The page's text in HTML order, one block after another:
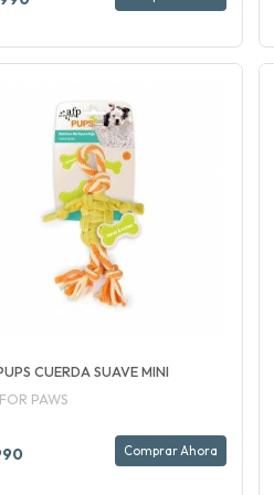
CUERDA SUAVE MINI
PAWS
Comprar Ahora